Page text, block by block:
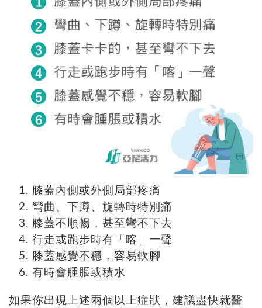
膝蓋內側或外側局部疼痛
彎曲、下蹲、旋轉時特別痛
膝蓋不順暢，甚至彎不下去
行走或跑步時有「喀」一聲
膝蓋感覺不穩，容易軟腳
有時會腫脹或積水
如果你出現上述兩個以上症狀，建議盡快就醫